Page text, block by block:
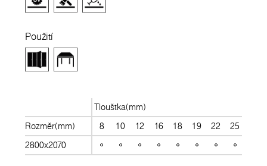
Použití
Tloušťka(mm)
Rozměr(mm)
8 10 12 16 18 19 22 25
2800x2070